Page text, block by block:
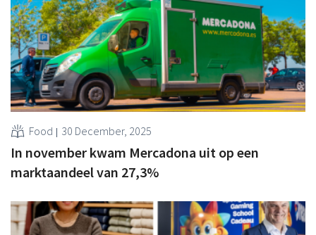
Food 30 December, 2025
In november kwam Mercadona uit op een
marktaandeel van 27,3%